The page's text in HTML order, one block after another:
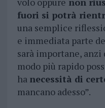
fuori si potrà
una semplice
e immediata parte
sarà importane,
modo più rapido
ha necessità di
mancano adesso”.